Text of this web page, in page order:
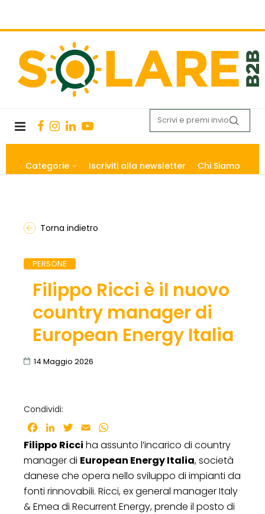
Categorie Iscriviti alla newsletter Chi Siamo
Torna indietro
PERSONE
Filippo Ricci è il nuovo
country manager di
European Energy Italia
14 Maggio 2026
Condividi:
Facebook
LinkedInTwitter
Email
Filippo Ricci ha assunto l’incarico di country
manager di European Energy Italia, società
danese che opera nello sviluppo di impianti da
fonti rinnovabili. Ricci, ex general manager Italy
& Emea di Recurrent Energy, prende il posto di